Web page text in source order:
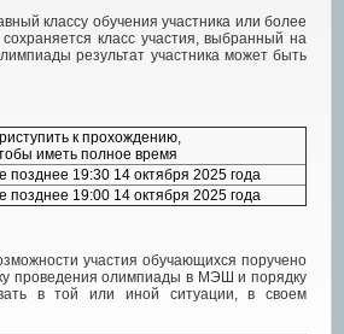
классу обучения участника или более
класс участия, выбранный на
результат участника может быть
к прохождению,
иметь полное время
позднее 19:30 14 октября 2025 года
позднее 19:00 14 октября 2025 года
участия обучающихся поручено
проведения олимпиады в МЭШ и порядку
в той или иной ситуации, в своем